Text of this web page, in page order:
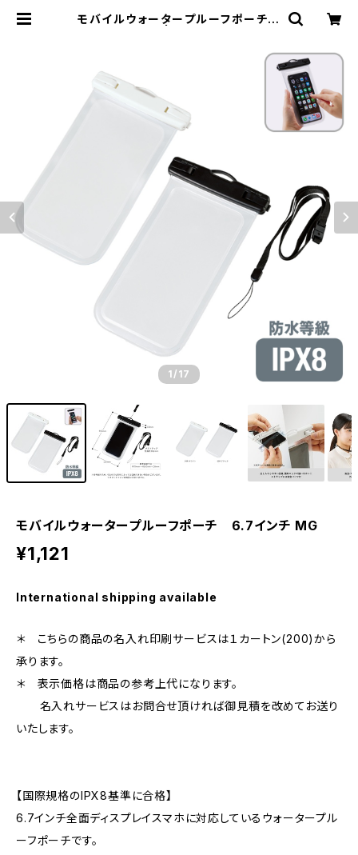
モバイルウォータープルーフポーチ
1 /17
モバイルウォータープルーフポーチ 6.7インチ MG
¥1,121
International shipping available
＊ こちらの商品の名入れ印刷サービスは１カートン(200)から
承ります。
＊ 表示価格は商品の参考上代になります。
名入れサービスはお問合せ頂ければ御見積を改めてお送り
いたします。
【国際規格のIPX8基準に合格】
6.7インチ全面ディスプレイスマホに対応しているウォータープル
ーフポーチです。